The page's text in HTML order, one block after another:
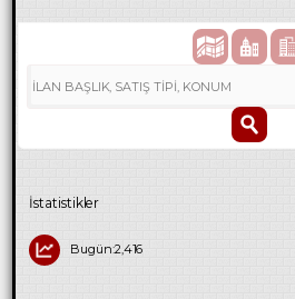
İstatistikler
Bugün:2,416